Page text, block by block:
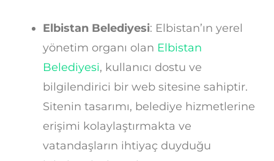
Elbistan Belediyesi: Elbistan’ın yerel
yönetim organı olan Elbistan
Belediyesi, kullanıcı dostu ve
bilgilendirici bir web sitesine sahiptir.
Sitenin tasarımı, belediye hizmetlerine
erişimi kolaylaştırmakta ve
vatandaşların ihtiyaç duyduğu